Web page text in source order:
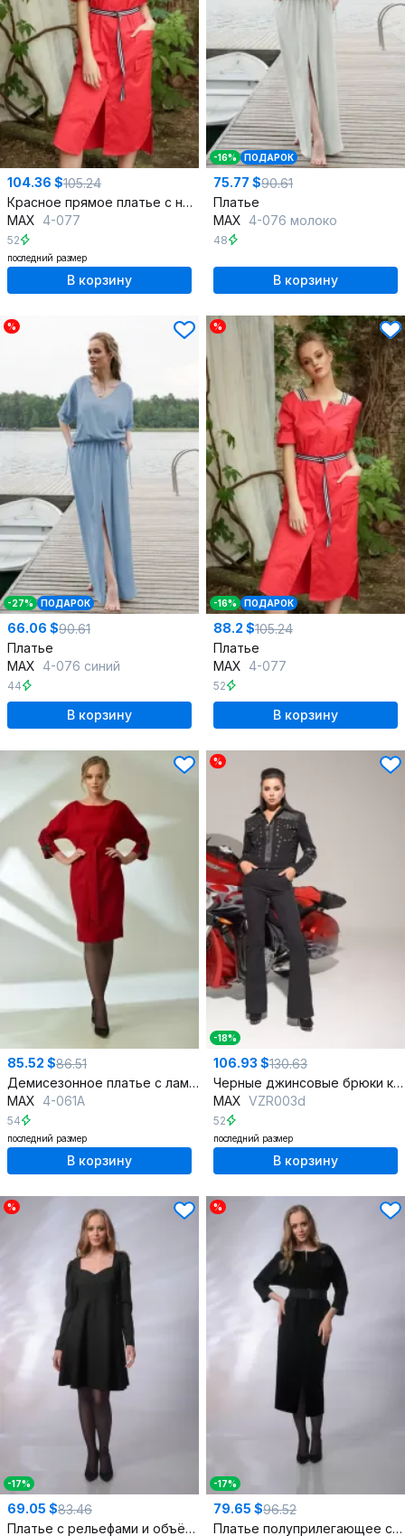
104.36 $105.24
Красное прямое платье с нагрудными вытачками и накладными карманами
MAX 4-077
52
последний размер
В корзину
-16% ПОДАРОК
75.77 $90.61
Платье
MAX 4-076 молоко
48
В корзину
%
-27% ПОДАРОК
66.06 $90.61
Платье
MAX 4-076 синий
44
В корзину
%
-16% ПОДАРОК
88.2 $105.24
Платье
MAX 4-077
52
В корзину
85.52 $86.51
Демисезонное платье с лампасами и разрезами по бокам
MAX 4-061А
54
последний размер
В корзину
%
-18%
106.93 $130.63
Черные джинсовые брюки клеш с ремнем и карманами
MAX VZR003d
52
последний размер
В корзину
%
-17%
69.05 $83.46
Платье с рельефами и объёмным рукавом, текстиль, черное
%
-17%
79.65 $96.52
Платье полуприлегающее с разрезами и съемным поясом